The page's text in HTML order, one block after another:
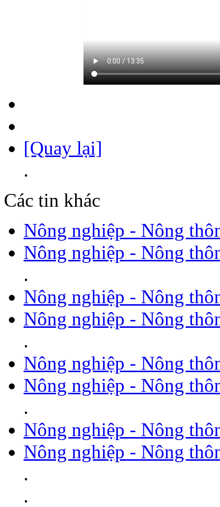
[Quay lại]
.
Các tin khác
Nông nghiệp - Nông
Nông nghiệp - Nông
.
Nông nghiệp - Nông
Nông nghiệp - Nông
.
Nông nghiệp - Nông
Nông nghiệp - Nông
.
Nông nghiệp - Nông
Nông nghiệp - Nông
.
.